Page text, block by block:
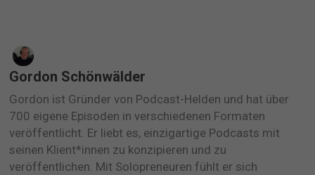
Gordon Schönwälder
Gordon ist Gründer von Podcast-Helden und hat über
700 eigene Episoden in verschiedenen Formaten
veröffentlicht. Er liebt es, einzigartige Podcasts mit
seinen Klient*innen zu konzipieren und zu
veröffentlichen. Mit Solopreneuren fühlt er sich